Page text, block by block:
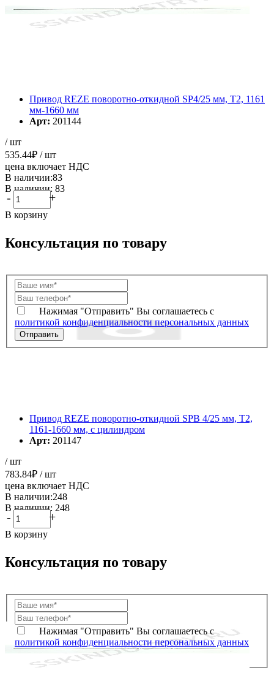
Элементов на страницу
Привод REZE поворотно-откидной SP4/25 мм, T2, 1161
мм-1660 мм
Арт: 201144
/ шт
535.44₽ / шт
цена включает НДС
В наличии:83
В наличии: 83
- +
В корзину
Консультация по товару
Нажимая "Отправить" Вы соглашаетесь с
политикой конфиденциальности персональных данных
Привод REZE поворотно-откидной SPB 4/25 мм, T2,
1161-1660 мм, с цилиндром
Арт: 201147
/ шт
783.84₽ / шт
цена включает НДС
В наличии:248
В наличии: 248
- +
В корзину
Консультация по товару
Нажимая "Отправить" Вы соглашаетесь с
политикой конфиденциальности персональных данных